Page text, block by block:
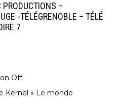
–
-TÉLÉGRENOBLE – TÉLÉ
7
Off
Kernel « Le monde